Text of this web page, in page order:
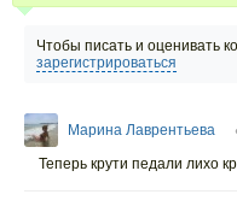
Чтобы писать и оценивать
зарегистрироваться
Марина Лаврентьева
Теперь крути педали лихо